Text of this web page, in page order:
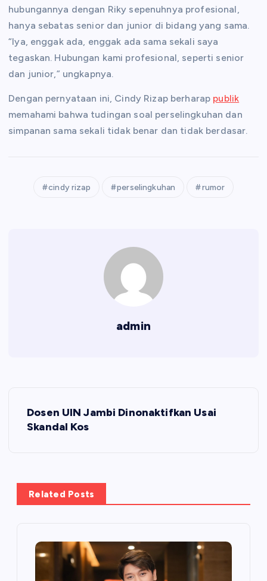
hubungannya dengan Riky sepenuhnya profesional,
hanya sebatas senior dan junior di bidang yang sama.
“Iya, enggak ada, enggak ada sama sekali saya
tegaskan. Hubungan kami profesional, seperti senior
dan junior,” ungkapnya.
Dengan pernyataan ini, Cindy Rizap berharap publik
memahami bahwa tudingan soal perselingkuhan dan
simpanan sama sekali tidak benar dan tidak berdasar.
cindy rizap perselingkuhan rumor
admin
Dosen UIN Jambi Dinonaktifkan Usai
Skandal Kos
Related Posts